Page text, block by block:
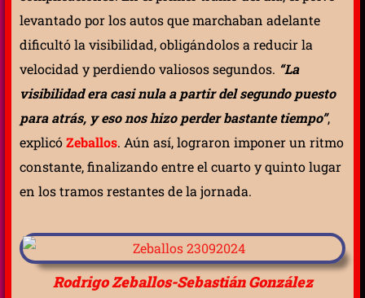
levantado por los autos que marchaban adelante
dificultó la visibilidad, obligándolos a reducir la
velocidad y perdiendo valiosos segundos. “La
visibilidad era casi nula a partir del segundo puesto
para atrás, y eso nos hizo perder bastante tiempo”,
explicóZeballos. Aún así, lograron imponer un ritmo
constante, finalizando entre el cuarto y quinto lugar
en los tramos restantes de la jornada.
Rodrigo Zeballos-Sebastián González